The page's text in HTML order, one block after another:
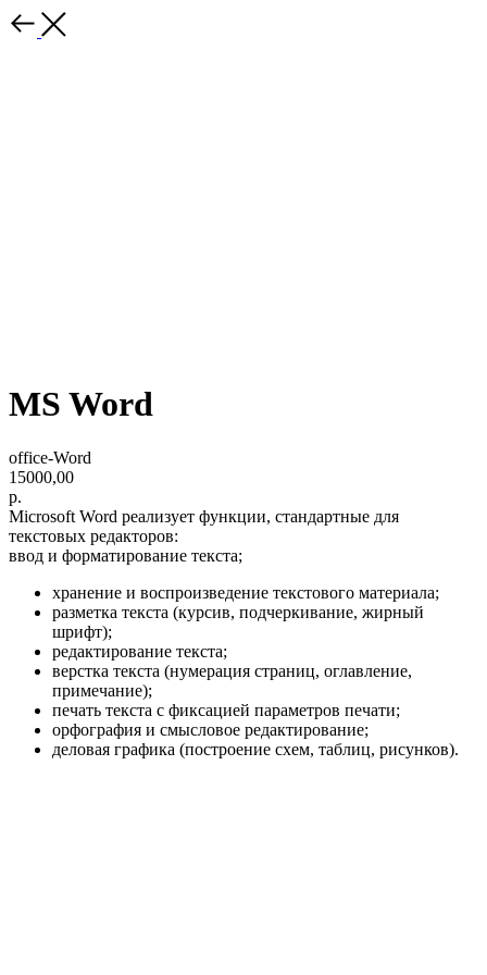
MS Word
office-Word
15000,00
р.
Microsoft Word реализует функции, стандартные для
текстовых редакторов:
ввод и форматирование текста;
хранение и воспроизведение текстового материала;
разметка текста (курсив, подчеркивание, жирный
шрифт);
редактирование текста;
верстка текста (нумерация страниц, оглавление,
примечание);
печать текста с фиксацией параметров печати;
орфография и смысловое редактирование;
деловая графика (построение схем, таблиц, рисунков).